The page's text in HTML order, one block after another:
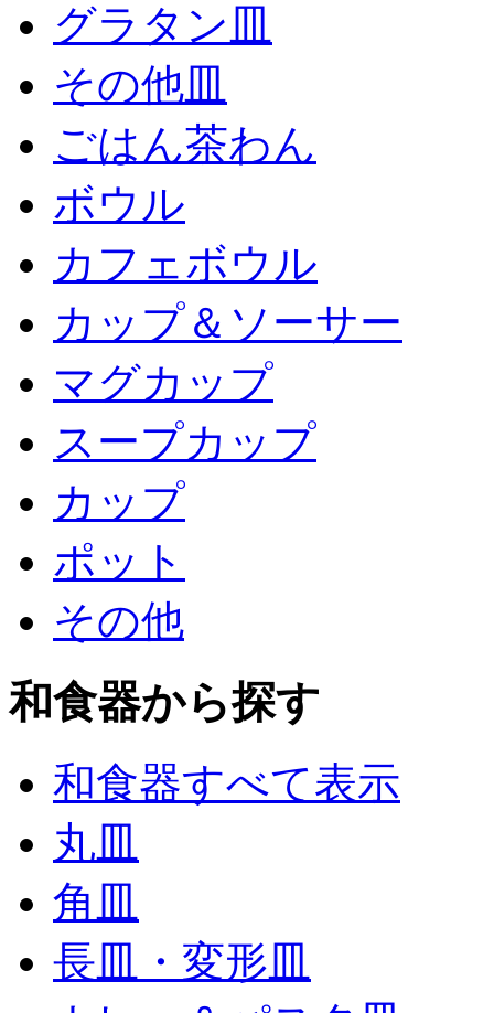
グラタン皿
その他皿
ごはん茶わん
ボウル
カフェボウル
カップ＆ソーサー
マグカップ
スープカップ
カップ
ポット
その他
和食器から探す
和食器すべて表示
丸皿
角皿
長皿・変形皿